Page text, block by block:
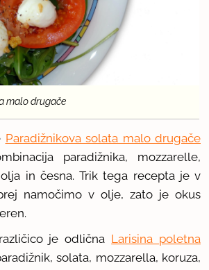
malo drugače
Paradižnikova solata malo drugače
paradižnika, mozzarelle,
in česna. Trik tega recepta je v
namočimo v olje, zato je okus
je odlična Larisina poletna
solata, mozzarella, koruza,